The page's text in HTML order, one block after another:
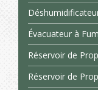
Évacuateur à
Réservoir de
Réservoir de